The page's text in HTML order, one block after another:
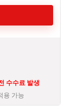
수수료 발생
용 가능